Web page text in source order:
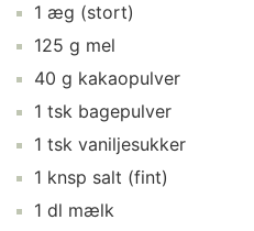
1 æg (stort)
125 g mel
40 g kakaopulver
1 tsk bagepulver
1 tsk vaniljesukker
1 knsp salt (fint)
1 dl mælk